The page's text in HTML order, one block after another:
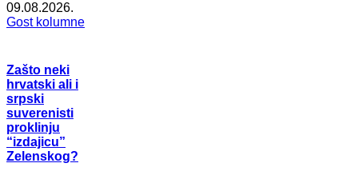
09.08.2026.
Gost kolumne
Zašto neki
hrvatski ali i
srpski
suverenisti
proklinju
“izdajicu”
Zelenskog?